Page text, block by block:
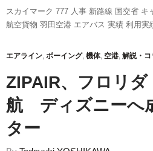
スカイマーク 777 人事 新路線 国交省 キ
航空貨物 羽田空港 エアバス 実績 利用実
港 全日空 伊丹空港 新型コロナウイルス
の注目記事
エアライン, ボーイング, 機体, 空港, 解説・コ
ZIPAIR、フロリ
航 ディズニーへ
ター